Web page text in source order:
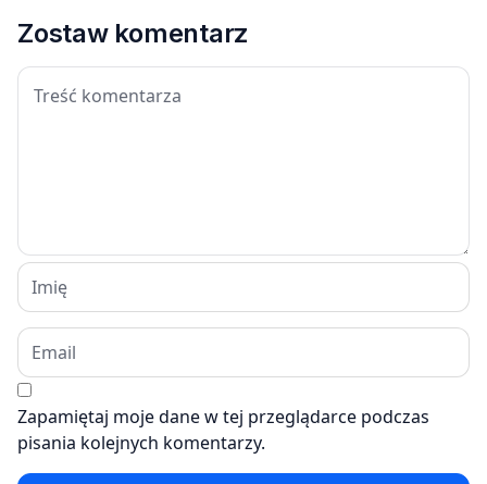
Zostaw komentarz
Zapamiętaj moje dane w tej przeglądarce podczas
pisania kolejnych komentarzy.